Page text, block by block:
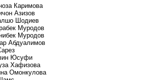
Каримова
Азизов
Шодиев
Муродов
Муродов
Абдуалимов
Юсуфи
Хафизова
Омонкулова